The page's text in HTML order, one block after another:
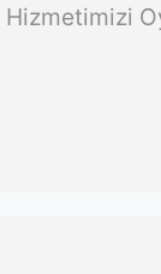
Hizmetimizi